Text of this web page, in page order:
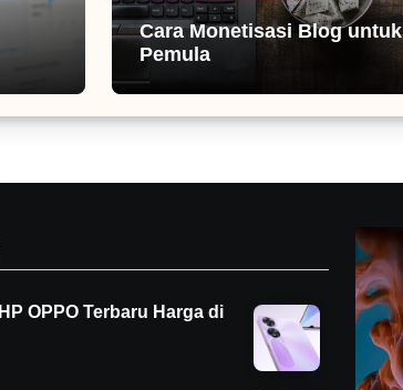
Cara Monetisasi Blog untuk
Pemula
OPPO Terbaru Harga di